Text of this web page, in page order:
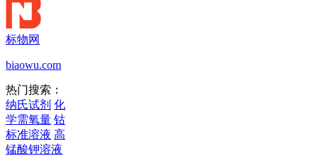
标物网
biaowu.com
热门搜索：
纳氏试剂 化
学需氧量 钴
标准溶液 高
锰酸钾溶液